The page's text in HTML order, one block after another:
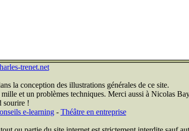
trenet.net
la conception des illustrations générales de ce site.
et un problèmes techniques. Merci aussi à Nicolas
sourire !
e-learning- Théâtre en entreprise